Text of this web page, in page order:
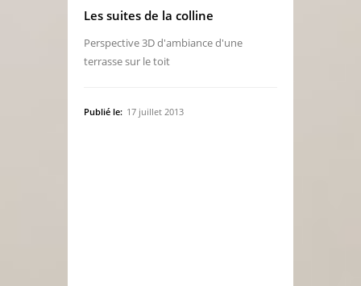
Les suites de la colline
Perspective 3D d'ambiance d'une
terrasse sur le toit
Publié le: 17 juillet 2013